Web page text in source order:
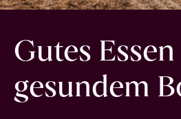
Gutes
gesundem